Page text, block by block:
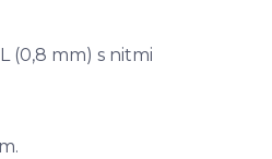
(0,8 mm) s nitmi